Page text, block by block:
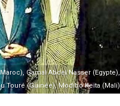
Gamal Abdel Nasser (Egypte),
Touré (Guinée), Modibo Keïta (Mali)